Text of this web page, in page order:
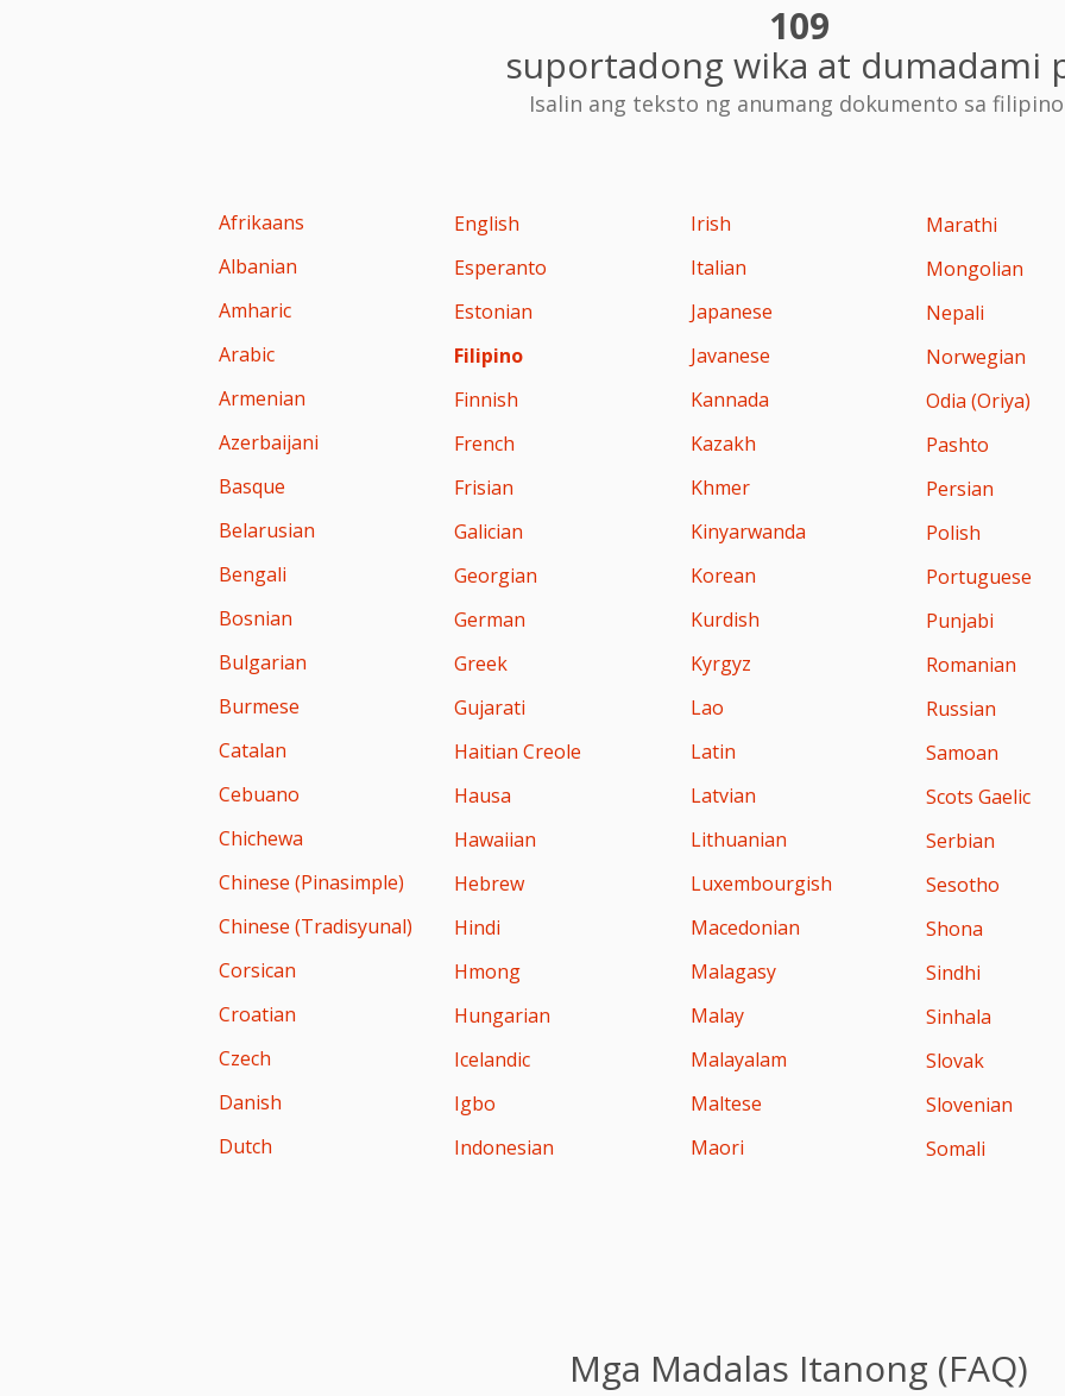
109
suportadong wika at dumadami
Isalin ang teksto ng anumang dokumento sa
Afrikaans
Albanian
Amharic
Arabic
Armenian
Azerbaijani
Basque
Belarusian
Bengali
Bosnian
Bulgarian
Burmese
Catalan
Cebuano
Chichewa
Chinese (Pinasimple)
Chinese (Tradisyunal)
Corsican
Croatian
Czech
Danish
Dutch
English
Esperanto
Estonian
Filipino
Finnish
French
Frisian
Galician
Georgian
German
Greek
Gujarati
Haitian Creole
Hausa
Hawaiian
Hebrew
Hindi
Hmong
Hungarian
Icelandic
Igbo
Indonesian
Irish
Italian
Japanese
Javanese
Kannada
Kazakh
Khmer
Kinyarwanda
Korean
Kurdish
Kyrgyz
Lao
Latin
Latvian
Lithuanian
Luxembourgish
Macedonian
Malagasy
Malay
Malayalam
Maltese
Maori
Marathi
Mongolian
Nepali
Norwegian
Odia (Oriya)
Pashto
Persian
Polish
Portuguese
Punjabi
Romanian
Russian
Samoan
Scots Gaelic
Serbian
Sesotho
Shona
Sindhi
Sinhala
Slovak
Slovenian
Somali
Mga Madalas Itanong (FAQ)